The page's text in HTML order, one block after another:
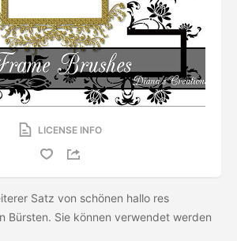
LICENSE INFO
Satz von schönen hallo res
Bürsten. Sie können verwendet werden